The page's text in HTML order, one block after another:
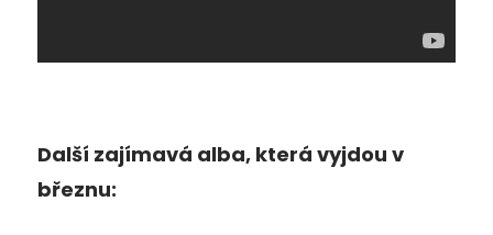
Další zajímavá alba, která vyjdou v
březnu: